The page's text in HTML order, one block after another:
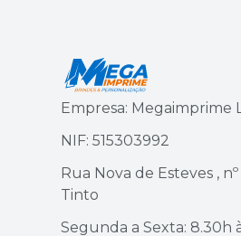
Empresa: Megaimprime
NIF: 515303992
Rua Nova de Esteves ,
Tinto
Segunda a Sexta: 8.30h